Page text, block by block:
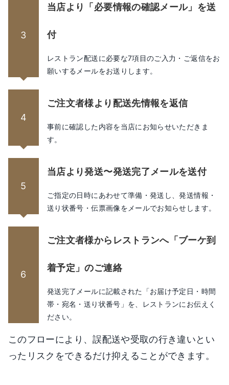
3
当店より「必要情報の確認メール」を送
付
レストラン配送に必要な7項目のご入力・ご返信をお
願いするメールをお送りします。
4
ご注文者様より配送先情報を返信
事前に確認した内容を当店にお知らせいただきま
す。
5
当店より発送〜発送完了メールを送付
ご指定の日時にあわせて準備・発送し、発送情報・
送り状番号・伝票画像をメールでお知らせします。
6
ご注文者様からレストランへ「ブーケ到
着予定」のご連絡
発送完了メールに記載された「お届け予定日・時間
帯・宛名・送り状番号」を、レストランにお伝えく
ださい。
このフローにより、誤配送や受取の行き違いとい
ったリスクをできるだけ抑えることができます。